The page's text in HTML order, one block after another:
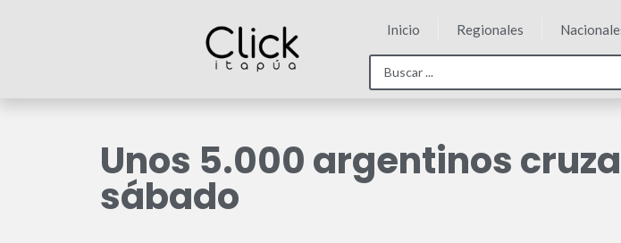
Inicio Regionales
Unos 5.000 argentinos
sábado